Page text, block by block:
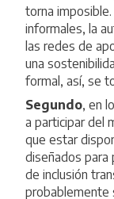
torna
informales, la
las redes de
una
formal, así, se
Segundo, en
a participar del
que estar
diseñados para
de inclusión
probablemente